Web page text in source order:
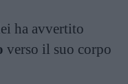
ha avvertito
verso il suo corpo